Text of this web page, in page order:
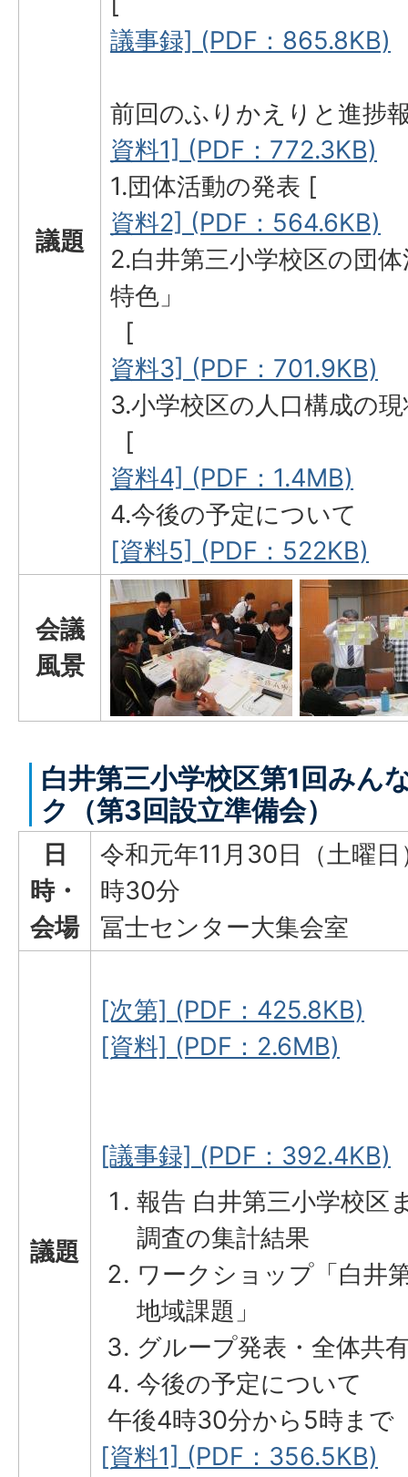
議題
議事録] (PDF：865.8KB)
前回のふりかえりと進捗
資料1] (PDF：772.3KB)
1.団体活動の発表 [
資料2] (PDF：564.6KB)
2.白井第三小学校区の団
特色」
[
資料3] (PDF：701.9KB)
3.小学校区の人口構成の
[
資料4] (PDF：1.4MB)
4.今後の予定について
[資料5] (PDF：522KB)
会議
風景
白井第三小学校区第1回みん
ク（第3回設立準備会）
日
時・
会場
令和元年11月30日（土曜
時30分
冨士センター大集会室
議題
[次第] (PDF：425.8KB)
[資料] (PDF：2.6MB)
[議事録] (PDF：392.4KB)
報告 白井第三小学校区
調査の集計結果
ワークショップ「白井
地域課題」
グループ発表・全体共
今後の予定について
午後4時30分から5時まで
[資料1] (PDF：356.5KB)